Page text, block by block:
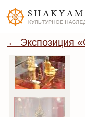
← Экспозиция